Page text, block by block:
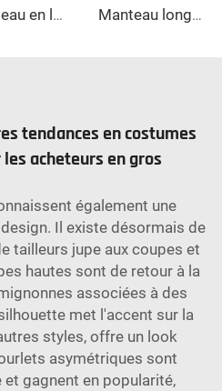
Manteau en laine ajusté pour femme, couleur unie, manches longues, veste chaude d'automne hiver, manteau ample - Événement promotionnel de transformation brute Manteau long élégant en laine double face pour femme, vintage, haut de gamme, automne-hiver, col petit revers, doublure en nylon, orné de fourrure de mouton
tendances en costumes
acheteurs en gros
également une
Il existe désormais de
tailleurs jupe aux coupes et
hautes sont de retour à la
associées à des
met l'accent sur la
styles, offre un look
asymétriques sont
gagnent en popularité,